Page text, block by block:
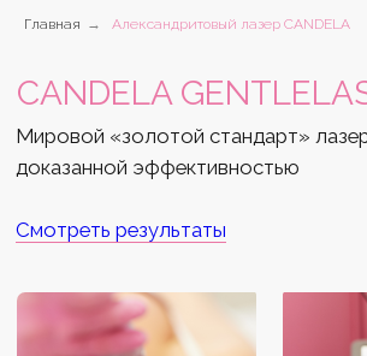
Главная → Александритовый лазер CANDELA
CANDELA GENTLELASE PRO-U